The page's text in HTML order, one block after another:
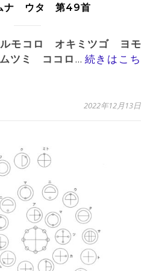
ナ ウタ 第49首
ツミ ココロ... 続きはこち
2022年12月13日